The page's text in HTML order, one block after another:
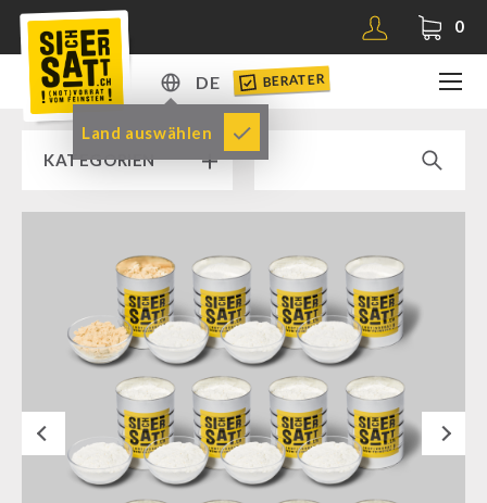
0
DE
DE
EN
Land auswählen
BERATER
KATEGORIEN
SICHERSATT PREMIUM NOTVORRAT
Notvorrat-Pakete
Fertiggerichte
Komplettlösungen
NR-72
Ergänzungs-Pakete
Next